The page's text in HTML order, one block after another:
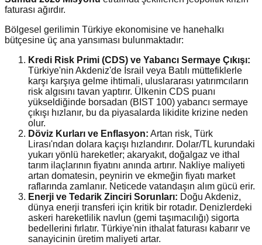
faturası ağırdır.
Bölgesel gerilimin Türkiye ekonomisine ve hanehalkı
bütçesine üç ana yansıması bulunmaktadır:
Kredi Risk Primi (CDS) ve Yabancı Sermaye Çıkışı:
Türkiye'nin Akdeniz'de İsrail veya Batılı müttefiklerle
karşı karşıya gelme ihtimali, uluslararası yatırımcıların
risk algısını tavan yaptırır. Ülkenin CDS puanı
yükseldiğinde borsadan (BIST 100) yabancı sermaye
çıkışı hızlanır, bu da piyasalarda likidite krizine neden
olur.
Döviz Kurları ve Enflasyon: Artan risk, Türk
Lirası'ndan dolara kaçışı hızlandırır. Dolar/TL kurundaki
yukarı yönlü hareketler; akaryakıt, doğalgaz ve ithal
tarım ilaçlarının fiyatını anında artırır. Nakliye maliyeti
artan domatesin, peynirin ve ekmeğin fiyatı market
raflarında zamlanır. Neticede vatandaşın alım gücü erir.
Enerji ve Tedarik Zinciri Sorunları: Doğu Akdeniz,
dünya enerji transferi için kritik bir rotadır. Denizlerdeki
askeri hareketlilik navlun (gemi taşımacılığı) sigorta
bedellerini fırlatır. Türkiye'nin ithalat faturası kabarır ve
sanayicinin üretim maliyeti artar.